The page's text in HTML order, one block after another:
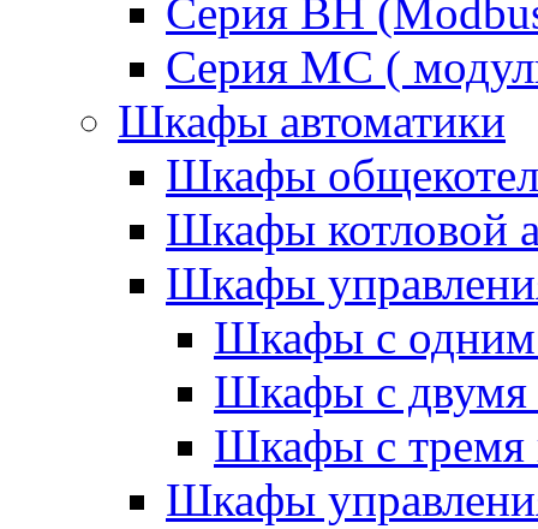
Серия BH
Серия MC (
Шкафы автоматики
Шкафы
Шкафы котловой
Шкафы
Шкафы с одним
Шкафы с двумя
Шкафы с тремя
Шкафы